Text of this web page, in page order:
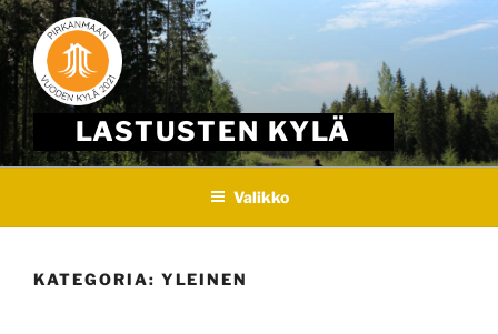
Skip
to
content
LASTUSTEN KYLÄ
Valikko
KATEGORIA: YLEINEN